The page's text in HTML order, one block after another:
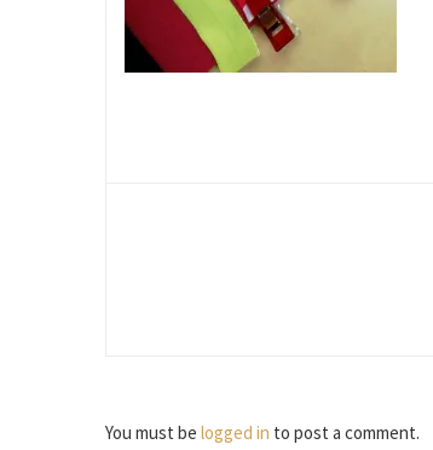
You must be logged in to post a comment.